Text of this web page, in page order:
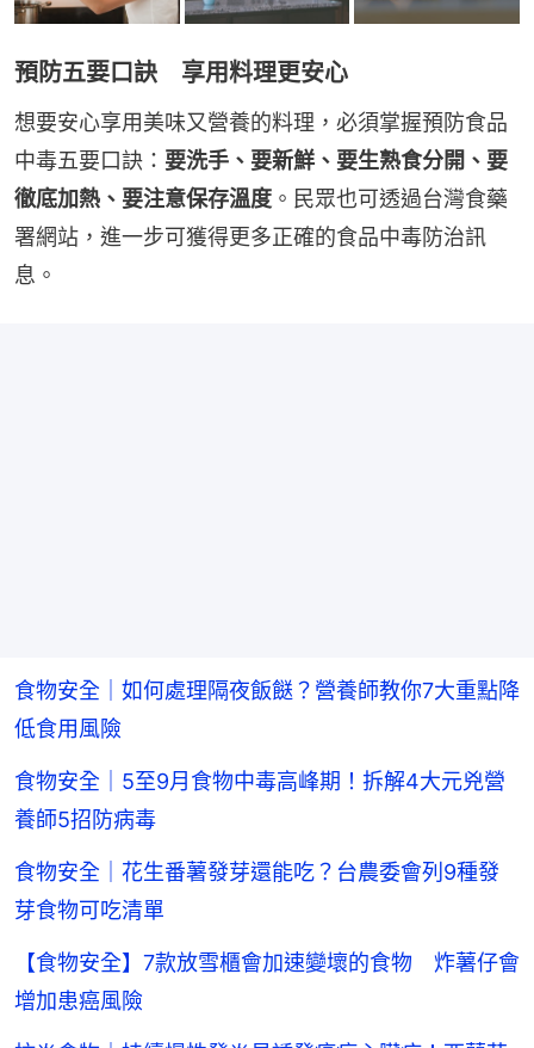
預防五要口訣 享用料理更安心
想要安心享用美味又營養的料理，必須掌握預防食品
中毒五要口訣： 要洗手、要新鮮、要生熟食分開、要
徹底加熱、要注意保存溫度 。民眾也可透過台灣食藥
署網站，進一步可獲得更多正確的食品中毒防治訊
息。
食物安全｜如何處理隔夜飯餸？營養師教你7大重點降
低食用風險
食物安全｜5至9月食物中毒高峰期！拆解4大元兇營
養師5招防病毒
食物安全｜花生番薯發芽還能吃？台農委會列9種發
芽食物可吃清單
【食物安全】7款放雪櫃會加速變壞的食物 炸薯仔會
增加患癌風險